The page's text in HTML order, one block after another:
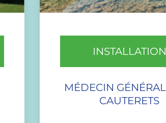
INSTALLATION
MÉDECIN
CAUTERETS